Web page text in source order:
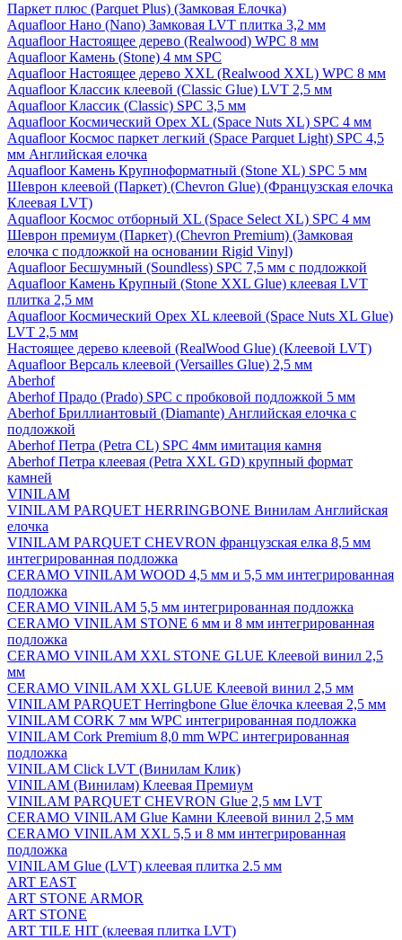
Паркет плюс (Parquet Plus) (Замковая Елочка)
Aquafloor Нано (Nano) Замковая LVT плитка 3,2 мм
Aquafloor Настоящее дерево (Realwood) WPC 8 мм
Aquafloor Камень (Stone) 4 мм SPC
Aquafloor Настоящее дерево XXL (Realwood XXL) WPC 8 мм
Aquafloor Классик клеевой (Classic Glue) LVT 2,5 мм
Aquafloor Классик (Classic) SPC 3,5 мм
Aquafloor Космический Орех XL (Space Nuts XL) SPC 4 мм
Aquafloor Космос паркет легкий (Space Parquet Light) SPC 4,5
мм Английская елочка
Aquafloor Камень Крупноформатный (Stone XL) SPC 5 мм
Шеврон клеевой (Паркет) (Chevron Glue) (Французская елочка
Клеевая LVT)
Aquafloor Космос отборный XL (Space Select XL) SPC 4 мм
Шеврон премиум (Паркет) (Chevron Premium) (Замковая
елочка с подложкой на основании Rigid Vinyl)
Aquafloor Бесшумный (Soundless) SPC 7,5 мм с подложкой
Aquafloor Камень Крупный (Stone XXL Glue) клеевая LVT
плитка 2,5 мм
Aquafloor Космический Орех XL клеевой (Space Nuts XL Glue)
LVT 2,5 мм
Настоящее дерево клеевой (RealWood Glue) (Клеевой LVT)
Aquafloor Версаль клеевой (Versailles Glue) 2,5 мм
Aberhof
Aberhof Прадо (Prado) SPC с пробковой подложкой 5 мм
Aberhof Бриллиантовый (Diamante) Английская елочка с
подложкой
Aberhof Петра (Petra CL) SPC 4мм имитация камня
Aberhof Петра клеевая (Petra XXL GD) крупный формат
камней
VINILAM
VINILAM PARQUET HERRINGBONE Винилам Английская
елочка
VINILAM PARQUET CHEVRON французская елка 8,5 мм
интегрированная подложка
CERAMO VINILAM WOOD 4,5 мм и 5,5 мм интегрированная
подложка
CERAMO VINILAM 5,5 мм интегрированная подложка
CERAMO VINILAM STONE 6 мм и 8 мм интегрированная
подложка
CERAMO VINILAM XXL STONE GLUE Клеевой винил 2,5
мм
CERAMO VINILAM XXL GLUE Клеевой винил 2,5 мм
VINILAM PARQUET Herringbone Glue ёлочка клеевая 2,5 мм
VINILAM CORK 7 мм WPC интегрированная подложка
VINILAM Cork Premium 8,0 mm WPC интегрированная
подложка
VINILAM Click LVT (Винилам Клик)
VINILAM (Винилам) Клеевая Премиум
VINILAM PARQUET CHEVRON Glue 2,5 мм LVT
CERAMO VINILAM Glue Камни Клеевой винил 2,5 мм
CERAMO VINILAM XXL 5,5 и 8 мм интегрированная
подложка
VINILAM Glue (LVT) клеевая плитка 2.5 мм
ART EAST
ART STONE ARMOR
ART STONE
ART TILE HIT (клеевая плитка LVT)